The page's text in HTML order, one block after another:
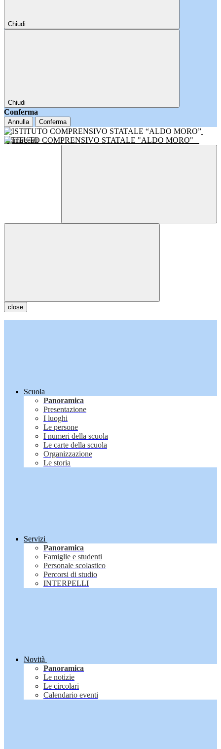
Chiudi
Chiudi
Conferma
Annulla Conferma
ISTITUTO COMPRENSIVO STATALE "ALDO MORO"
close
Scuola
Panoramica
Presentazione
I luoghi
Le persone
I numeri della scuola
Le carte della scuola
Organizzazione
Le storia
Servizi
Panoramica
Famiglie e studenti
Personale scolastico
Percorsi di studio
INTERPELLI
Novità
Panoramica
Le notizie
Le circolari
Calendario eventi